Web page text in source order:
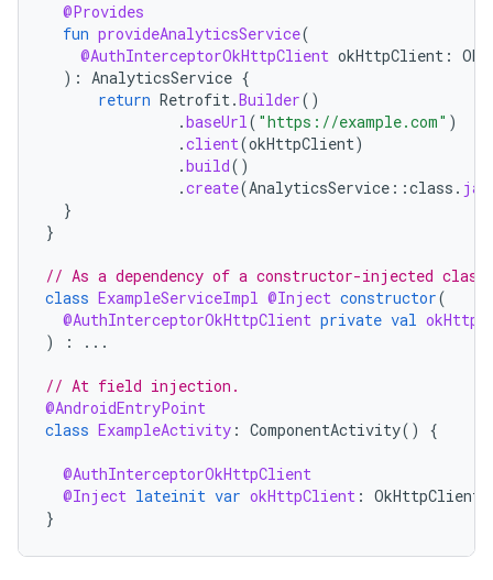
@Provides
fun provideAnalyticsService(
@AuthInterceptorOkHttpClient okHttpClient :
): AnalyticsService {
return Retrofit.Builder()
.baseUrl( "https://example.com" )
.client(okHttpClient)
.build()
.create(AnalyticsService ::class .
}
}
// As a dependency of a constructor-injected
class ExampleServiceImpl @Inject constructor(
@AuthInterceptorOkHttpClient private val
)
: ...
// At field injection.
@AndroidEntryPoint
class ExampleActivity : ComponentActivity() {
@AuthInterceptorOkHttpClient
@Inject lateinit var okHttpClient : OkHttpClient
}